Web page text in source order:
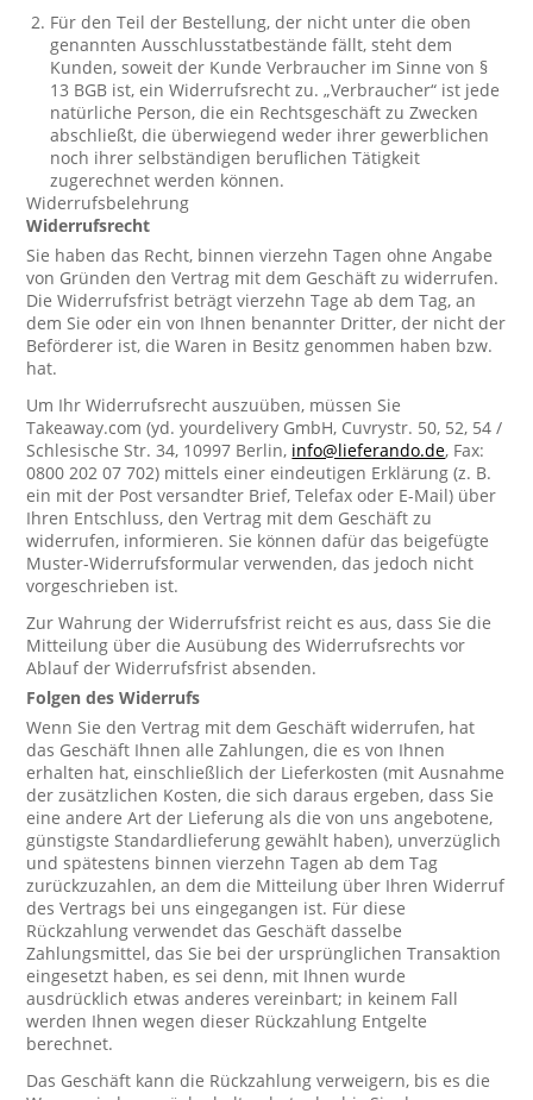
Für den Teil der Bestellung, der nicht unter die oben
genannten Ausschlusstatbestände fällt, steht dem
Kunden, soweit der Kunde Verbraucher im Sinne von §
13 BGB ist, ein Widerrufsrecht zu. „Verbraucher“ ist jede
natürliche Person, die ein Rechtsgeschäft zu Zwecken
abschließt, die überwiegend weder ihrer gewerblichen
noch ihrer selbständigen beruflichen Tätigkeit
zugerechnet werden können.
Widerrufsbelehrung
Widerrufsrecht
Sie haben das Recht, binnen vierzehn Tagen ohne Angabe
von Gründen den Vertrag mit dem Geschäft zu widerrufen.
Die Widerrufsfrist beträgt vierzehn Tage ab dem Tag, an
dem Sie oder ein von Ihnen benannter Dritter, der nicht der
Beförderer ist, die Waren in Besitz genommen haben bzw.
hat.
Um Ihr Widerrufsrecht auszuüben, müssen Sie
Takeaway.com (yd. yourdelivery GmbH, Cuvrystr. 50, 52, 54 /
Schlesische Str. 34, 10997 Berlin, info@lieferando.de, Fax:
0800 202 07 702) mittels einer eindeutigen Erklärung (z. B.
ein mit der Post versandter Brief, Telefax oder E-Mail) über
Ihren Entschluss, den Vertrag mit dem Geschäft zu
widerrufen, informieren. Sie können dafür das beigefügte
Muster-Widerrufsformular verwenden, das jedoch nicht
vorgeschrieben ist.
Zur Wahrung der Widerrufsfrist reicht es aus, dass Sie die
Mitteilung über die Ausübung des Widerrufsrechts vor
Ablauf der Widerrufsfrist absenden.
Folgen des Widerrufs
Wenn Sie den Vertrag mit dem Geschäft widerrufen, hat
das Geschäft Ihnen alle Zahlungen, die es von Ihnen
erhalten hat, einschließlich der Lieferkosten (mit Ausnahme
der zusätzlichen Kosten, die sich daraus ergeben, dass Sie
eine andere Art der Lieferung als die von uns angebotene,
günstigste Standardlieferung gewählt haben), unverzüglich
und spätestens binnen vierzehn Tagen ab dem Tag
zurückzuzahlen, an dem die Mitteilung über Ihren Widerruf
des Vertrags bei uns eingegangen ist. Für diese
Rückzahlung verwendet das Geschäft dasselbe
Zahlungsmittel, das Sie bei der ursprünglichen Transaktion
eingesetzt haben, es sei denn, mit Ihnen wurde
ausdrücklich etwas anderes vereinbart; in keinem Fall
werden Ihnen wegen dieser Rückzahlung Entgelte
berechnet.
Das Geschäft kann die Rückzahlung verweigern, bis es die